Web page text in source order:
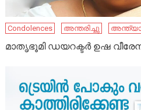
Condolences അന്തരിച്ചു
മാതൃഭൂമി ഡയറക്ടര്‍ ഉഷ